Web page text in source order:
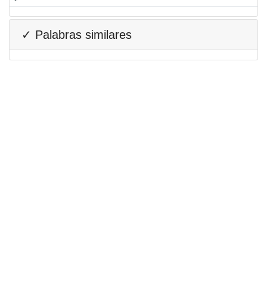
✓ Palabras similares